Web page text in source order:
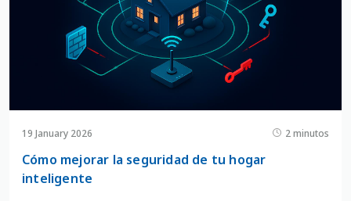
19 January 2026 2 minutos
Cómo mejorar la seguridad de tu hogar
inteligente